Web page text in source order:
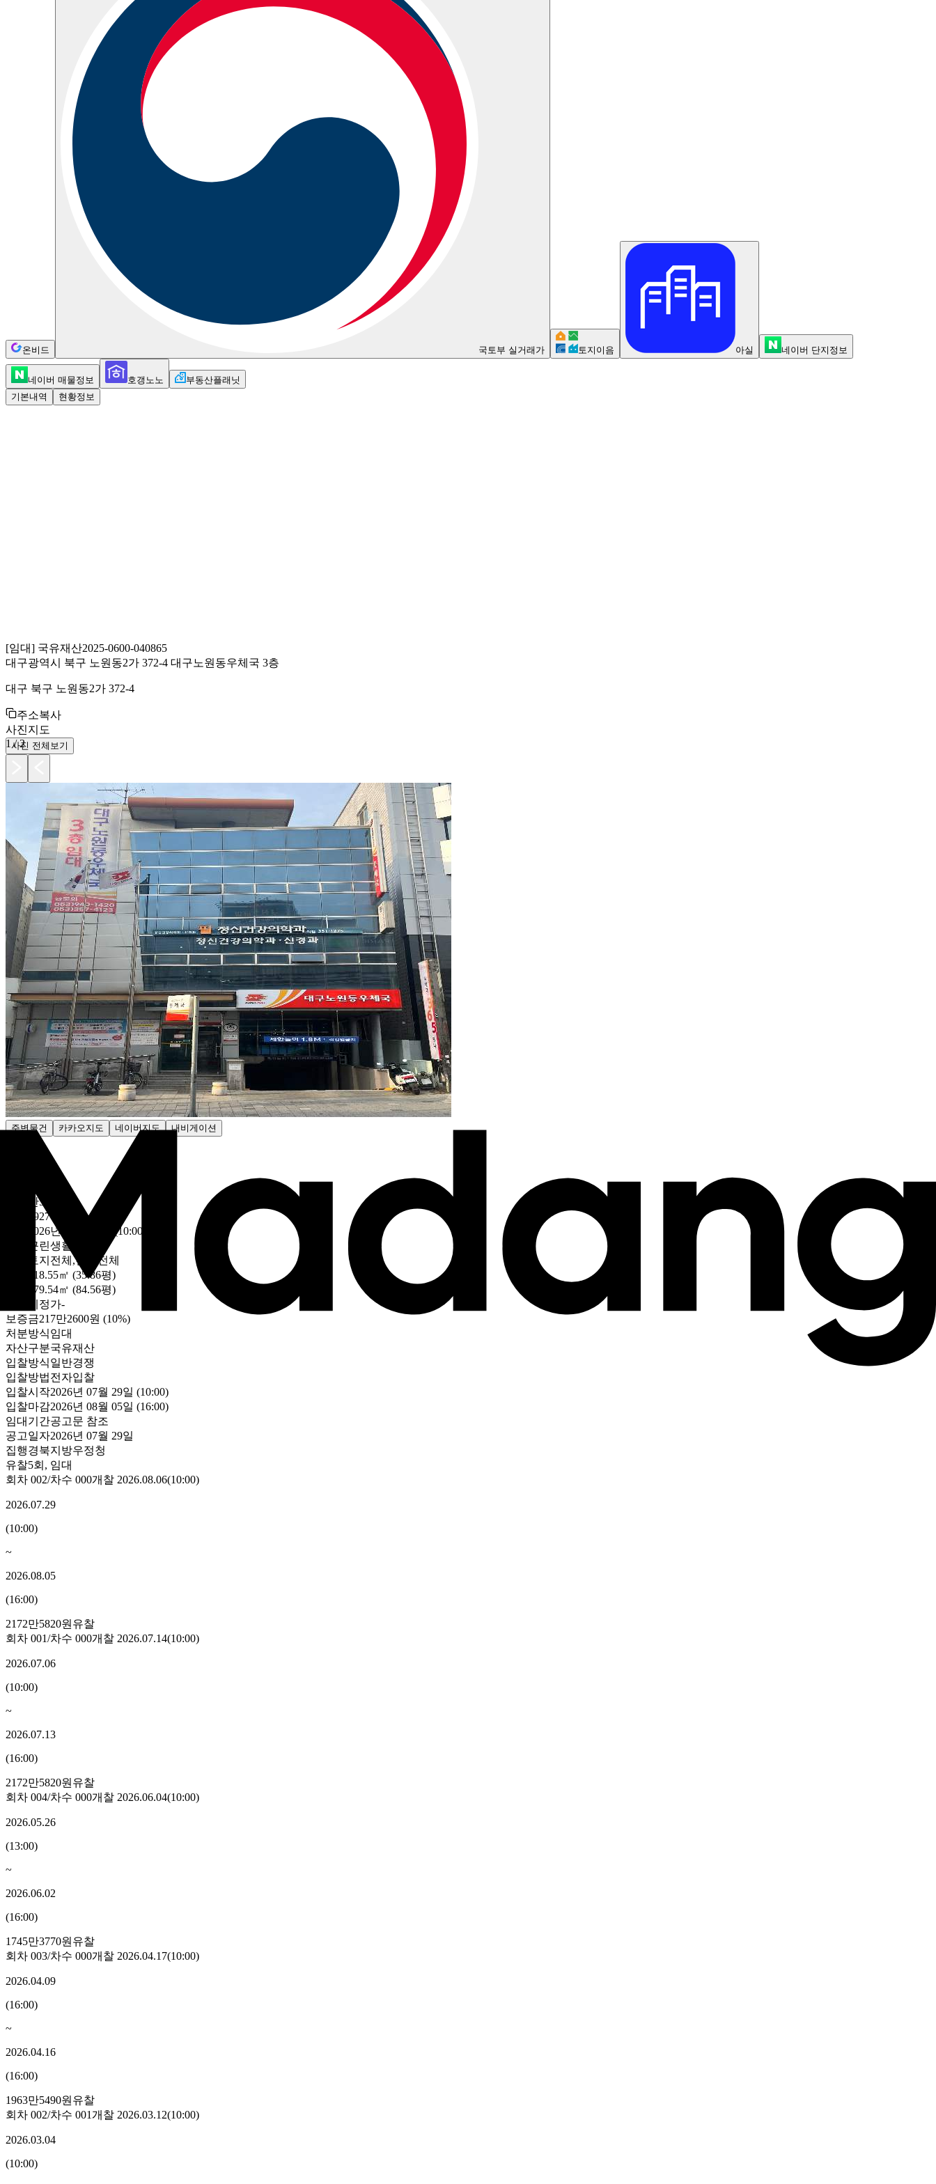
온비드 국토부 실거래가 토지이음 아실 네이버 단지정보
네이버 매물정보 호갱노노
부동산플래닛
기본내역
현황정보
[임대] 국유재산2025-0600-040865
대구광역시 북구 노원동2가 372-4 대구노원동우체국 3층
대구 북구 노원동2가 372-4
주소복사
사진지도
1 /2
사진 전체보기
주변물건 카카오지도 네이버지도 내비게이션
2172만5820원
25만6927원/평
2026년 07월 29일 (10:00)
근린생활시설
토지전체,건물전체
118.55㎡ (35.86평)
279.54㎡ (84.56평)
최초예정가-
보증금217만2600원 (10%)
처분방식임대
자산구분국유재산
입찰방식일반경쟁
입찰방법전자입찰
입찰시작2026년 07월 29일 (10:00)
입찰마감2026년 08월 05일 (16:00)
임대기간공고문 참조
공고일자2026년 07월 29일
집행경북지방우정청
유찰5회 , 임대
회차 002/차수 000개찰 2026.08.06(10:00)
2026.07.29
(10:00)
~
2026.08.05
(16:00)
2172만5820원 유찰
회차 001/차수 000개찰 2026.07.14(10:00)
2026.07.06
(10:00)
~
2026.07.13
(16:00)
2172만5820원 유찰
회차 004/차수 000개찰 2026.06.04(10:00)
2026.05.26
(13:00)
~
2026.06.02
(16:00)
1745만3770원 유찰
회차 003/차수 000개찰 2026.04.17(10:00)
2026.04.09
(16:00)
~
2026.04.16
(16:00)
1963만5490원 유찰
회차 002/차수 001개찰 2026.03.12(10:00)
2026.03.04
(10:00)